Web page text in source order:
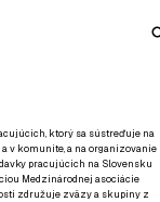
ktorý sa sústreďuje na
v komunite, a na organizovanie
pracujúcich na Slovensku
Medzinárodnej asociácie
združuje zväzy a skupiny z